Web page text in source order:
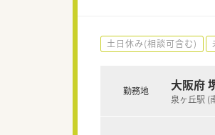
土日休み(相談可含む)
勤務地 大阪府
泉ヶ丘駅 (